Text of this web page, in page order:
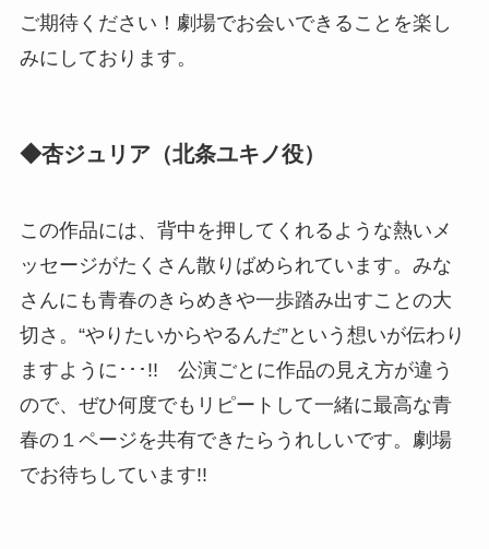
ご期待ください！劇場でお会いできることを楽し
みにしております。
◆杏ジュリア（北条ユキノ役）
この作品には、背中を押してくれるような熱いメ
ッセージがたくさん散りばめられています。みな
さんにも青春のきらめきや一歩踏み出すことの大
切さ。“やりたいからやるんだ”という想いが伝わり
ますように･･･!! 公演ごとに作品の見え方が違う
ので、ぜひ何度でもリピートして一緒に最高な青
春の１ページを共有できたらうれしいです。劇場
でお待ちしています!!